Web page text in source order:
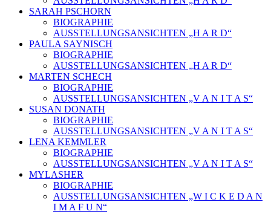
SARAH PSCHORN
BIOGRAPHIE
AUSSTELLUNGSANSICHTEN „H A R D“
PAULA SAYNISCH
BIOGRAPHIE
AUSSTELLUNGSANSICHTEN „H A R D“
MARTEN SCHECH
BIOGRAPHIE
AUSSTELLUNGSANSICHTEN „V A N I T A S“
SUSAN DONATH
BIOGRAPHIE
AUSSTELLUNGSANSICHTEN „V A N I T A S“
LENA KEMMLER
BIOGRAPHIE
AUSSTELLUNGSANSICHTEN „V A N I T A S“
MYLASHER
BIOGRAPHIE
AUSSTELLUNGSANSICHTEN „W I C K E D A N
I M A F U N“